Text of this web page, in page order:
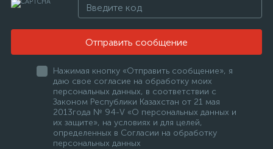
Отправить сообщение
Нажимая кнопку «Отправить сообщение», я
даю свое согласие на обработку моих
персональных данных, в соответствии с
Законом Республики Казахстан от 21 мая
2013года № 94-V «О персональных данных и
их защите», на условиях и для целей,
определенных в Согласии на обработку
персональных данных